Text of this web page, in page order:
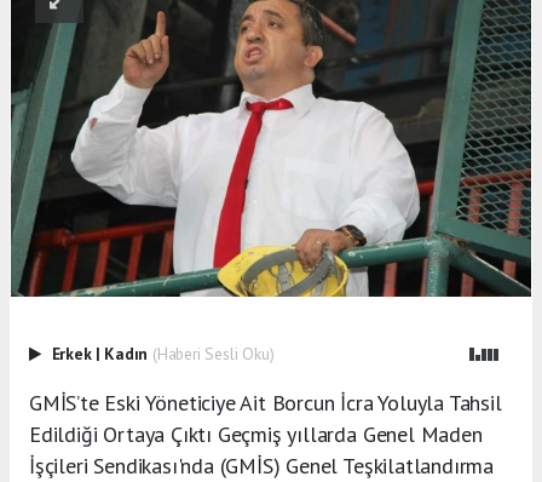
Erkek | Kadın (Haberi Sesli Oku)
GMİS’te Eski Yöneticiye Ait Borcun İcra Yoluyla Tahsil
Edildiği Ortaya Çıktı Geçmiş yıllarda Genel Maden
İşçileri Sendikası'nda (GMİS) Genel Teşkilatlandırma